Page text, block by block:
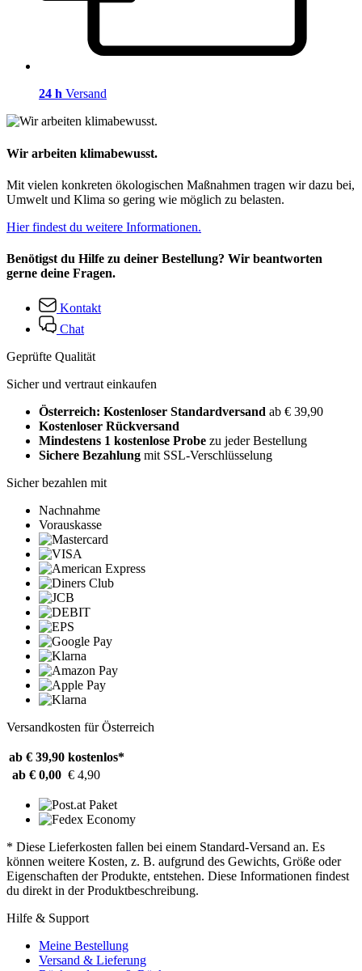
24 h Versand
Wir arbeiten klimabewusst.
Mit vielen konkreten ökologischen Maßnahmen tragen wir dazu bei,
Umwelt und Klima so gering wie möglich zu belasten.
Hier findest du weitere Informationen.
Benötigst du Hilfe zu deiner Bestellung? Wir beantworten
gerne deine Fragen.
Kontakt
Chat
Geprüfte Qualität
Sicher und vertraut einkaufen
Österreich: Kostenloser Standardversand ab € 39,90
Kostenloser Rückversand
Mindestens 1 kostenlose Probe zu jeder Bestellung
Sichere Bezahlung mit SSL-Verschlüsselung
Sicher bezahlen mit
Nachnahme
Vorauskasse
Versandkosten für Österreich
ab € 39,90 kostenlos*
ab € 0,00 € 4,90
* Diese Lieferkosten fallen bei einem Standard-Versand an. Es
können weitere Kosten, z. B. aufgrund des Gewichts, Größe oder
Eigenschaften der Produkte, entstehen. Diese Informationen findest
du direkt in der Produktbeschreibung.
Hilfe & Support
Meine Bestellung
Versand & Lieferung